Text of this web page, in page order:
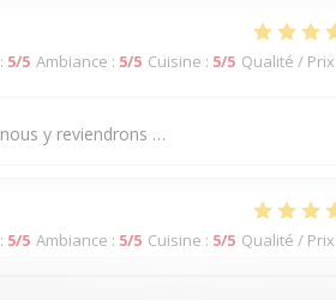
: 5/5 Ambiance : 5/5 Cuisine : 5/5 Qualité / Prix
y reviendrons …
: 5/5 Ambiance : 5/5 Cuisine : 5/5 Qualité / Prix